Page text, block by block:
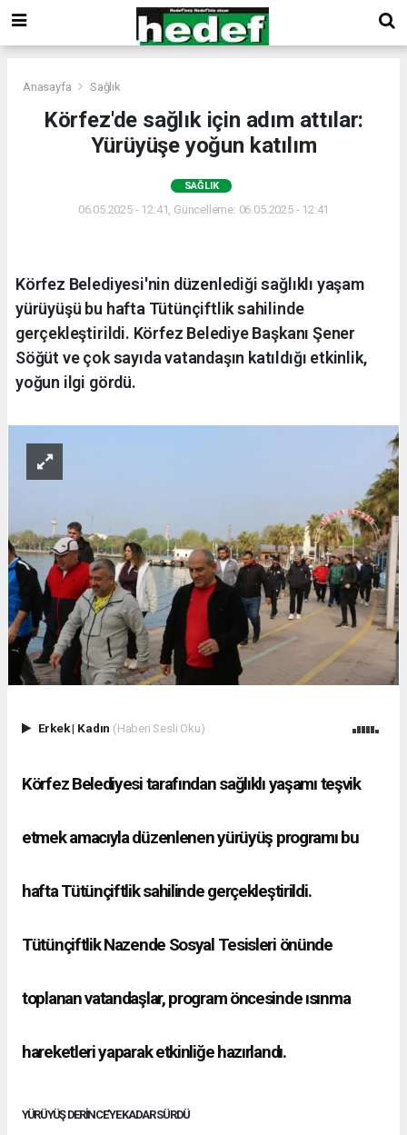
Anasayfa Sağlık
Körfez'de sağlık için adım attılar:
Yürüyüşe yoğun katılım
SAĞLIK
06.05.2025 - 12:41, Güncelleme: 06.05.2025 - 12:41
Körfez Belediyesi'nin düzenlediği sağlıklı yaşam
yürüyüşü bu hafta Tütünçiftlik sahilinde
gerçekleştirildi. Körfez Belediye Başkanı Şener
Söğüt ve çok sayıda vatandaşın katıldığı etkinlik,
yoğun ilgi gördü.
Erkek| Kadın (Haberi Sesli Oku)
Körfez Belediyesi tarafından sağlıklı yaşamı teşvik
etmek amacıyla düzenlenen yürüyüş programı bu
hafta Tütünçiftlik sahilinde gerçekleştirildi.
Tütünçiftlik Nazende Sosyal Tesisleri önünde
toplanan vatandaşlar, program öncesinde ısınma
hareketleri yaparak etkinliğe hazırlandı.
YÜRÜYÜŞ DERİNCE’YE KADAR SÜRDÜ